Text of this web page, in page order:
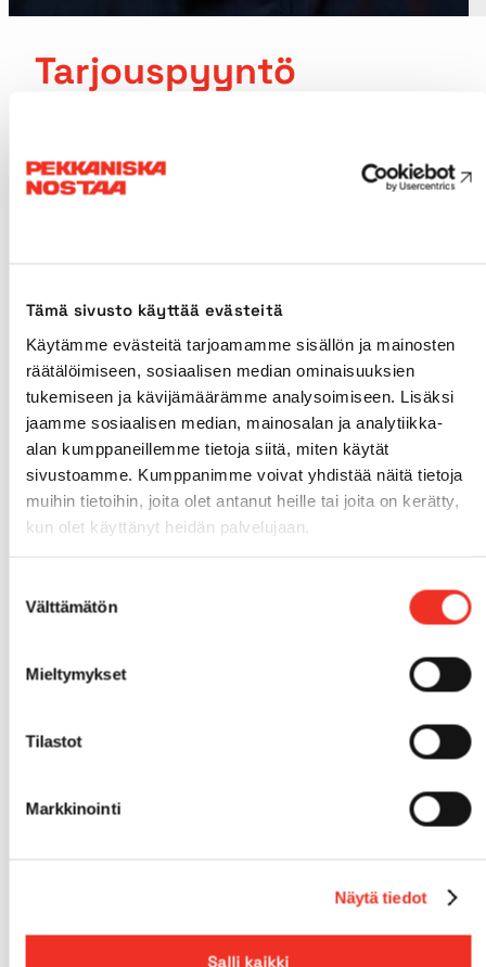
Tämä sivusto käyttää evästeitä
Käytämme evästeitä tarjoamamme sisällön ja mainosten
räätälöimiseen, sosiaalisen median ominaisuuksien
tukemiseen ja kävijämäärämme analysoimiseen. Lisäksi
jaamme sosiaalisen median, mainosalan ja analytiikka-
alan kumppaneillemme tietoja siitä, miten käytät
sivustoamme. Kumppanimme voivat yhdistää näitä tietoja
muihin tietoihin, joita olet antanut heille tai joita on kerätty,
kun olet käyttänyt heidän palvelujaan.
valinta
Välttämätön
Mieltymykset
Tilastot
Markkinointi
Näytä tiedot
Salli kaikki
Tarjouspyyntö
nostureista tai muista palveluista.
Tuote
Nimi*
Nimi
Lisätietoja*